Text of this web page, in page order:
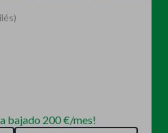
bajado 200 €/mes!